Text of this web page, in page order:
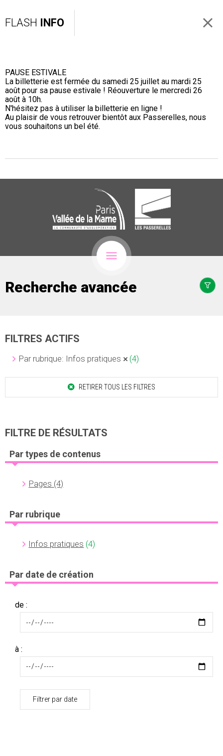
FLASH INFO
PAUSE ESTIVALE
La billetterie est fermée du samedi 25 juillet au mardi 25
août pour sa pause estivale ! Réouverture le mercredi 26
août à 10h.
N'hésitez pas à utiliser la billetterie en ligne !
Au plaisir de vous retrouver bientôt aux Passerelles, nous
vous souhaitons un bel été.
Recherche avancée
FILTRES ACTIFS
Par rubrique: Infos pratiques (4)
RETIRER TOUS LES FILTRES
FILTRE DE RÉSULTATS
Par types de contenus
Pages (4)
Par rubrique
Infos pratiques (4)
Par date de création
de :
à :
Filtrer par date